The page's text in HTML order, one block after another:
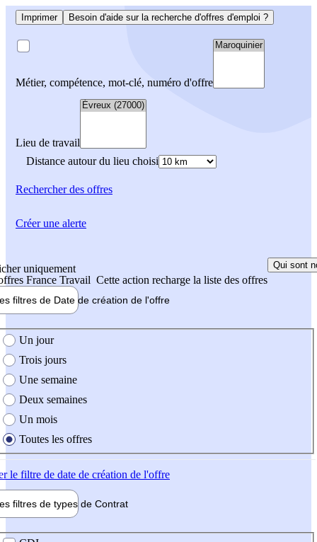
Imprimer Besoin d'aide sur la recherche d'offres d'emploi ?
Métier, compétence, mot-clé, numéro d'offre
Lieu de travail
Distance autour du lieu choisi
Rechercherdes offres
uniquement
France Travail Cette action recharge la liste des offres
Qui sont
filtres de Date de création de l'offre
création de l'offre
Un jour
Trois jours
Une semaine
Deux semaines
Un mois
Toutes les offres
le filtre de date de création de l'offre
filtres de types de Contrat
Créer une alerte